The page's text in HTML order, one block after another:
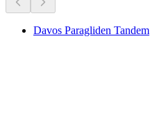
Davos Paragliden Tandem